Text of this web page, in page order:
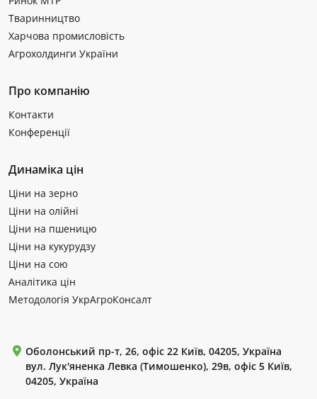
Тваринництво
Харчова промисловість
Агрохолдинги України
Про компанію
Контакти
Конференції
Динаміка цін
Ціни на зерно
Ціни на олійні
Ціни на пшеницю
Ціни на кукурудзу
Ціни на сою
Аналітика цін
Методологія УкрАгроКонсалт
Оболонський пр-т, 26, офіс 22 Київ, 04205, Україна
вул. Лук'яненка Левка (Тимошенко), 29в, офіс 5 Київ,
04205, Україна